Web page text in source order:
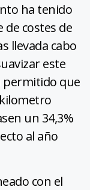
ha tenido
costes de
llevada cabo
este
permitido que
un 34,3%
al año
con el